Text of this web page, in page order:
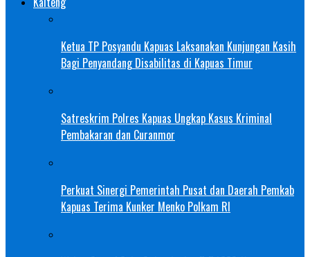
Ketua TP Posyandu Kapuas Laksanakan Kunjungan Kasih
Bagi Penyandang Disabilitas di Kapuas Timur
Satreskrim Polres Kapuas Ungkap Kasus Kriminal
Pembakaran dan Curanmor
Perkuat Sinergi Pemerintah Pusat dan Daerah Pemkab
Kapuas Terima Kunker Menko Polkam RI